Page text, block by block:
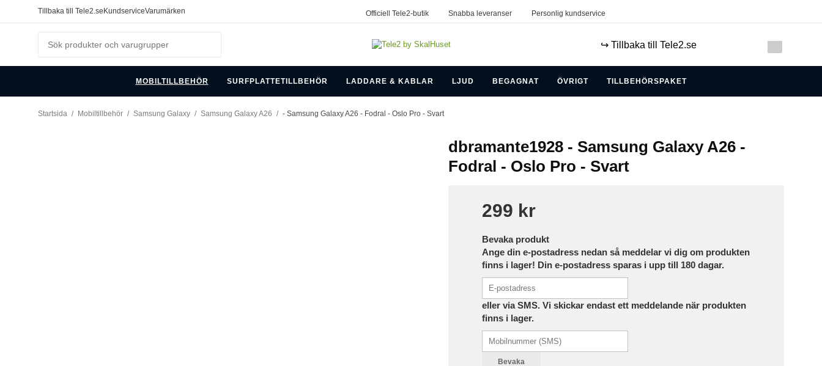
Tillbaka till Tele2.se KundserviceVarumärken Officiell Tele2-butik Snabba leveranser Personlig kundservice
↪️ Tillbaka till Tele2.se
MOBILTILLBEHÖR SURFPLATTETILLBEHÖR LADDARE & KABLAR LJUD BEGAGNAT ÖVRIGT TILLBEHÖRSPAKET
Startsida / Mobiltillbehör / Samsung Galaxy / Samsung Galaxy A26 / - Samsung Galaxy A26 - Fodral - Oslo Pro - Svart
dbramante1928 - Samsung Galaxy A26 -
Fodral - Oslo Pro - Svart
299 kr
Bevaka produkt
Ange din e-postadress nedan så meddelar vi dig om produkten
finns i lager! Din e-postadress sparas i upp till 180 dagar.
eller via SMS. Vi skickar endast ett meddelande när produkten
finns i lager.
Bevaka